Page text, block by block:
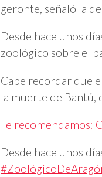
geronte, señaló la
Desde hace unos
zoológico sobre el
Cabe recordar que
la muerte de Bantú,
Te recomendamos:
Desde hace unos